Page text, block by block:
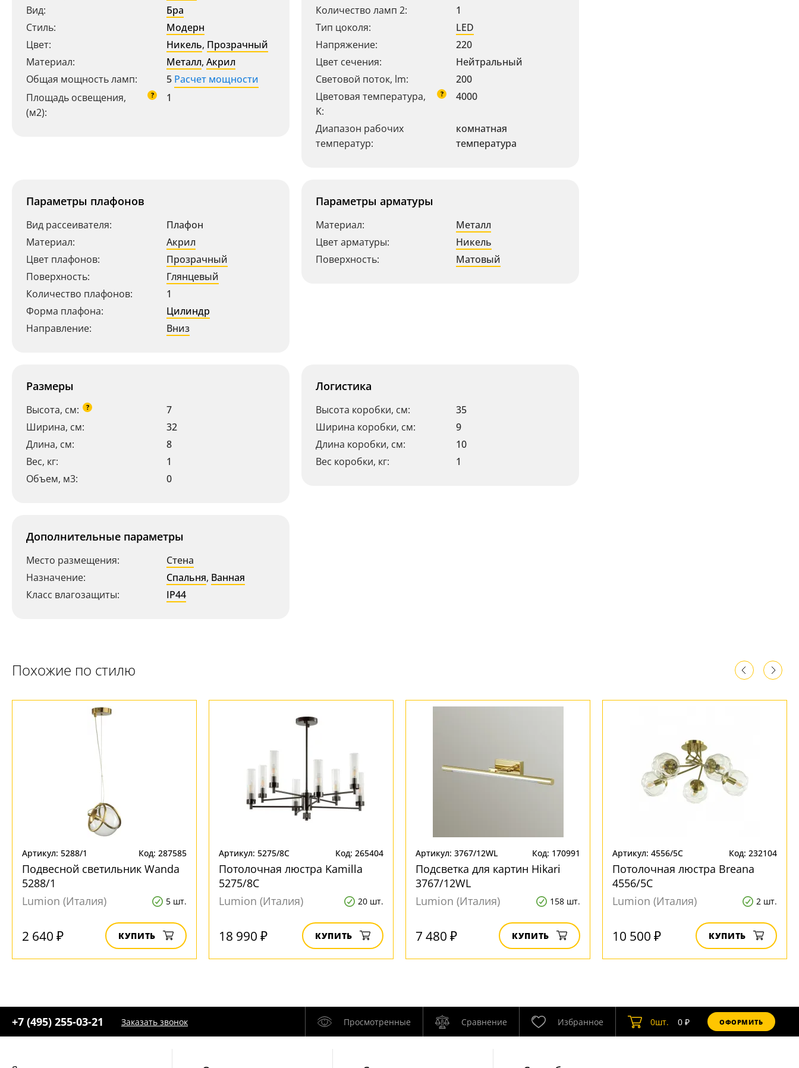
+7 (495) 255-03-21
Вид:
Бра
Стиль:
Модерн
Цвет:
Никель, Прозрачный
Материал:
Металл, Акрил
Общая мощность ламп:
5 Расчет мощности
Площадь освещения,
(м2):
? 1
Количество ламп 2:
1
Тип цоколя:
LED
Напряжение:
220
Цвет сечения:
Нейтральный
Световой поток, lm:
200
Цветовая температура,
K:
? 4000
Диапазон рабочих
температур:
комнатная
температура
Параметры плафонов
Вид рассеивателя:
Плафон
Материал:
Акрил
Цвет плафонов:
Прозрачный
Поверхность:
Глянцевый
Количество плафонов:
1
Форма плафона:
Цилиндр
Направление:
Вниз
Параметры арматуры
Материал:
Металл
Цвет арматуры:
Никель
Поверхность:
Матовый
Размеры
Высота, см: ?
7
Ширина, см:
32
Длина, см:
8
Вес, кг:
1
Объем, м3:
0
Логистика
Высота коробки, см:
35
Ширина коробки, см:
9
Длина коробки, см:
10
Вес коробки, кг:
1
Дополнительные параметры
Место размещения:
Стена
Назначение:
Спальня, Ванная
Класс влагозащиты:
IP44
Похожие по стилю
Артикул: 5288/1 Код: 287585
Подвесной светильник Wanda
5288/1
Lumion (Италия)
5 шт.
2 640 ₽ КУПИТЬ
Артикул: 5275/8C Код: 265404
Потолочная люстра Kamilla
5275/8C
Lumion (Италия)
20 шт.
18 990 ₽ КУПИТЬ
Артикул: 3767/12WL Код: 170991
Подсветка для картин Hikari
3767/12WL
Lumion (Италия)
158 шт.
7 480 ₽ КУПИТЬ
Артикул: 4556/5C Код: 232104
Потолочная люстра Breana
4556/5C
Lumion (Италия)
2 шт.
10 500 ₽ КУПИТЬ
+7 (495) 255-03-21 Заказать звонок Просмотренные Сравнение Избранное 0шт. 0₽ ОФОРМИТЬ